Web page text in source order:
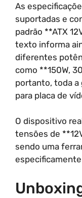
As
suportadas e
padrão **ATX
texto informa
diferentes
como **150W,
portanto, toda a
para placa de
O dispositivo
tensões de
sendo uma